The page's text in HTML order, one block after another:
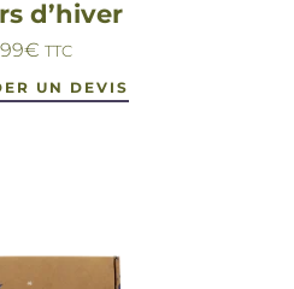
d’hiver
€ TTC
UN DEVIS